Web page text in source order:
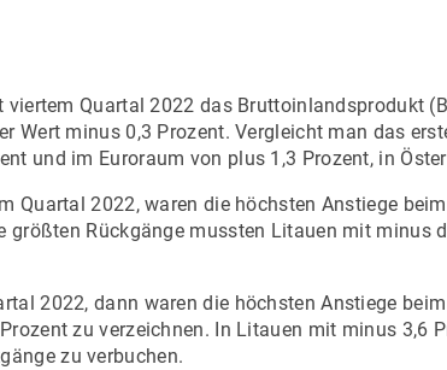
Quartal 2022 das Bruttoinlandsprodukt
Wert minus 0,3 Prozent. Vergleicht man das
und im Euroraum von plus 1,3 Prozent, in
Quartal 2022, waren die höchsten Anstiege
Rückgänge mussten Litauen mit minus
2022, dann waren die höchsten Anstiege
zu verzeichnen. In Litauen mit minus 3,6
zu verbuchen.